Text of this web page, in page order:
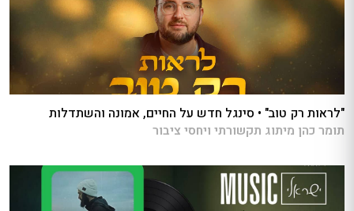
"לראות רק טוב" • סינגל חדש על החיים, אמונה והשתדלות
תומר כהן מיתוג תקשורתי ויחסי ציבור